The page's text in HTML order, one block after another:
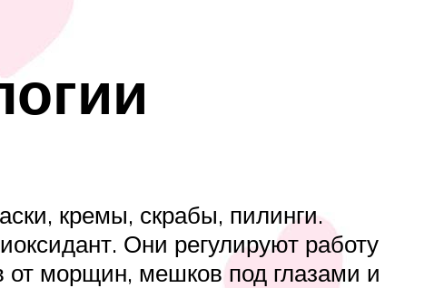
кремы, скрабы, пилинги.
Они регулируют работу
от морщин, мешков под глазами и